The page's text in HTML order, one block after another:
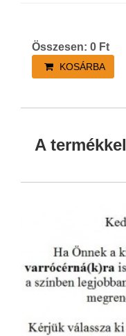
Összesen: 0 Ft
KOSÁRBA
A